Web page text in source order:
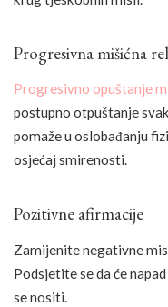
Progresivna mišićna
Progresivno opuštanje
postupno otpuštanje
pomaže u oslobađanju
osjećaj smirenosti.
Pozitivne afirmacije
Zamijenite negativne
Podsjetite se da će
se nositi.